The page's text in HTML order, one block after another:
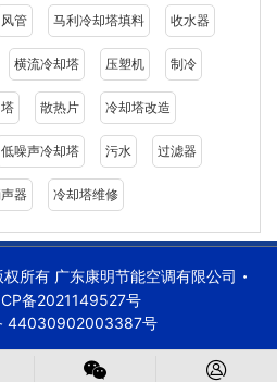
风管 马利冷却塔填料 收水器
横流冷却塔 压塑机 制冷
散热片 冷却塔改造
低噪声冷却塔 污水 过滤器
器 冷却塔维修
所有 广东康明节能空调有限公司
备2021149527号
44030902003387号